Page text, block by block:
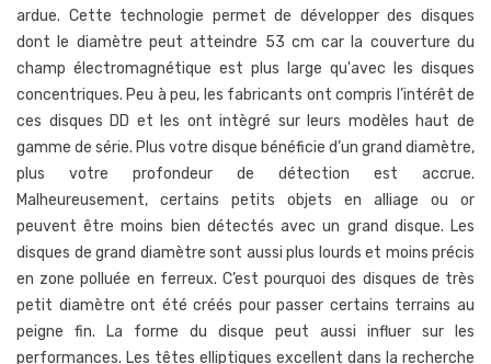
ardue. Cette technologie permet de développer des disques
dont le diamètre peut atteindre 53 cm car la couverture du
champ électromagnétique est plus large qu'avec les disques
concentriques. Peu à peu, les fabricants ont compris l’intérêt de
ces disques DD et les ont intègré sur leurs modèles haut de
gamme de série. Plus votre disque bénéficie d’un grand diamètre,
plus votre profondeur de détection est accrue.
Malheureusement, certains petits objets en alliage ou or
peuvent être moins bien détectés avec un grand disque. Les
disques de grand diamètre sont aussi plus lourds et moins précis
en zone polluée en ferreux. C’est pourquoi des disques de très
petit diamètre ont été créés pour passer certains terrains au
peigne fin. La forme du disque peut aussi influer sur les
performances. Les têtes elliptiques excellent dans la recherche